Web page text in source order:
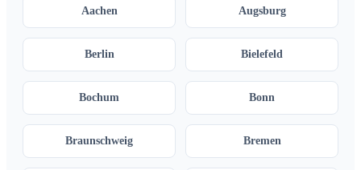
Aachen Augsburg
Berlin Bielefeld
Bochum Bonn
Braunschweig Bremen